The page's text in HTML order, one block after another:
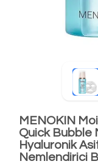
MENOKIN
Quick Bubble
Hyaluronik
Nemlendirici